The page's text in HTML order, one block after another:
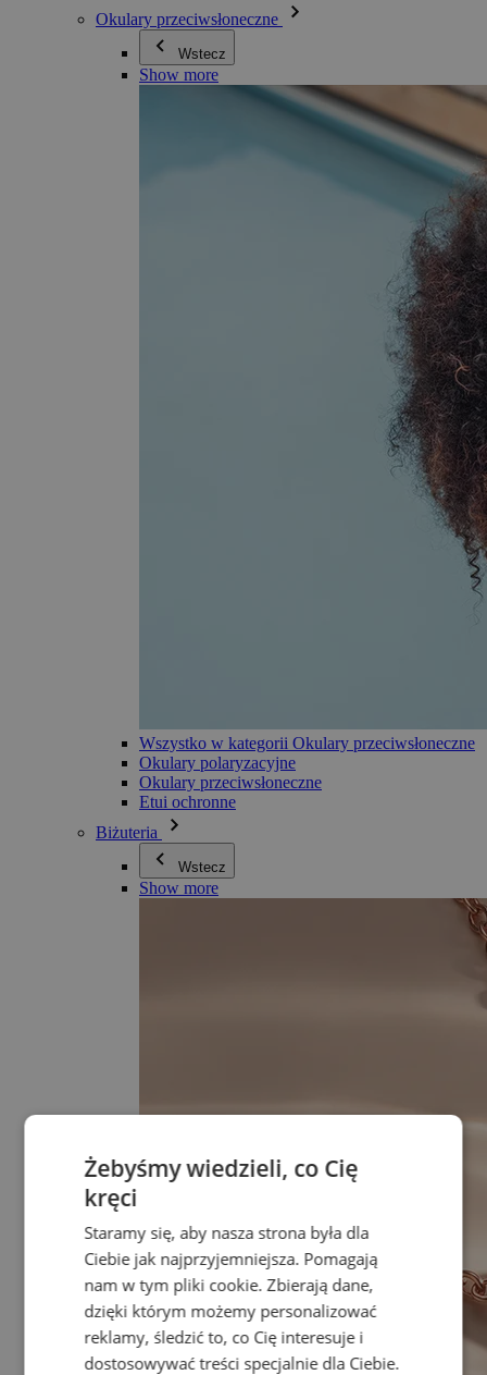
Okulary przeciwsłoneczne
Wstecz
Show more
Wszystko w kategorii Okulary przeciwsłoneczne
Okulary polaryzacyjne
Okulary przeciwsłoneczne
Etui ochronne
Biżuteria
Wstecz
Show more
Żebyśmy wiedzieli, co Cię
kręci
Staramy się, aby nasza strona była dla
Ciebie jak najprzyjemniejsza. Pomagają
nam w tym pliki cookie. Zbierają dane,
dzięki którym możemy personalizować
reklamy, śledzić to, co Cię interesuje i
dostosowywać treści specjalnie dla Ciebie.